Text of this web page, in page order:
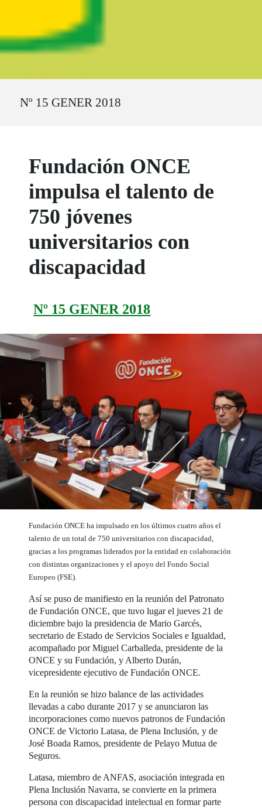
Nº 15 GENER 2018
Fundación ONCE
impulsa el talento de
750 jóvenes
universitarios con
discapacidad
Nº 15 GENER 2018
Fundación ONCE ha impulsado en los últimos cuatro años el
talento de un total de 750 universitarios con discapacidad,
gracias a los programas liderados por la entidad en colaboración
con distintas organizaciones y el apoyo del Fondo Social
Europeo (FSE).
Así se puso de manifiesto en la reunión del Patronato
de Fundación ONCE, que tuvo lugar el jueves 21 de
diciembre bajo la presidencia de Mario Garcés,
secretario de Estado de Servicios Sociales e Igualdad,
acompañado por Miguel Carballeda, presidente de la
ONCE y su Fundación, y Alberto Durán,
vicepresidente ejecutivo de Fundación ONCE.
En la reunión se hizo balance de las actividades
llevadas a cabo durante 2017 y se anunciaron las
incorporaciones como nuevos patronos de Fundación
ONCE de Victorio Latasa, de Plena Inclusión, y de
José Boada Ramos, presidente de Pelayo Mutua de
Seguros.
Latasa, miembro de ANFAS, asociación integrada en
Plena Inclusión Navarra, se convierte en la primera
persona con discapacidad intelectual en formar parte